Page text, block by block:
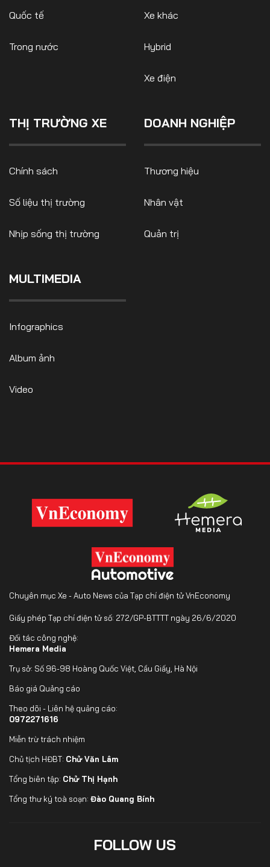
Quốc tế
Trong nước
Xe khác
Hybrid
Xe điện
THỊ TRƯỜNG XE
Chính sách
Số liệu thị trường
Nhịp sống thị trường
DOANH NGHIỆP
Thương hiệu
Nhân vật
Quản trị
MULTIMEDIA
Infographics
Album ảnh
Video
Chuyên mục Xe - Auto News của Tạp chí điện tử VnEconomy
Giấy phép Tạp chí điện tử số: 272/GP-BTTTT ngày 26/6/2020
Đối tác công nghệ:
Hemera Media
Trụ sở: Số 96-98 Hoàng Quốc Việt, Cầu Giấy, Hà Nội
Báo giá Quảng cáo
Theo dõi - Liên hệ quảng cáo:
0972271616
Miễn trừ trách nhiệm
Chủ tịch HĐBT: Chử Văn Lâm
Tổng biên tập: Chử Thị Hạnh
Tổng thư ký toà soạn: Đào Quang Bính
FOLLOW US